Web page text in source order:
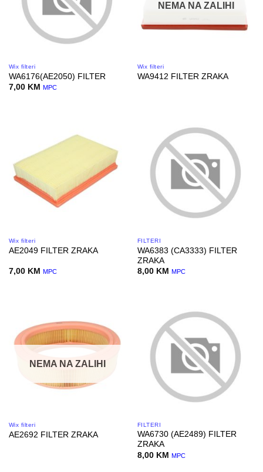
Wix filteri
WA6176(AE2050) FILTER
7,00 KM MPC
NEMA NA ZALIHI
Wix filteri
WA9412 FILTER ZRAKA
Wix filteri
AE2049 FILTER ZRAKA
7,00 KM MPC
FILTERI
WA6383 (CA3333) FILTER
ZRAKA
8,00 KM MPC
NEMA NA ZALIHI
Wix filteri
AE2692 FILTER ZRAKA
FILTERI
WA6730 (AE2489) FILTER
ZRAKA
8,00 KM MPC